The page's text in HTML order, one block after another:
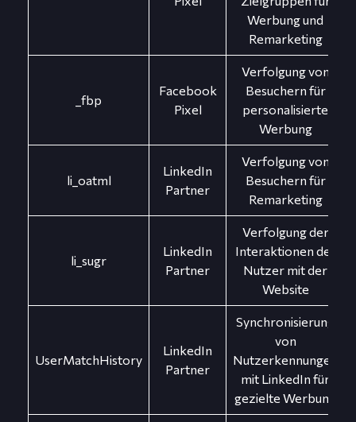
Werbung und
Remarketing
_fbp
Facebook
Pixel
Verfolgung von
Besuchern für
personalisierte
Werbung
li_oatml
LinkedIn
Partner
Verfolgung von
Besuchern für
Remarketing
li_sugr
LinkedIn
Partner
Verfolgung der
Interaktionen der
Nutzer mit der
Website
UserMatchHistory
LinkedIn
Partner
Synchronisierung
von
Nutzerkennungen
mit LinkedIn für
gezielte Werbung